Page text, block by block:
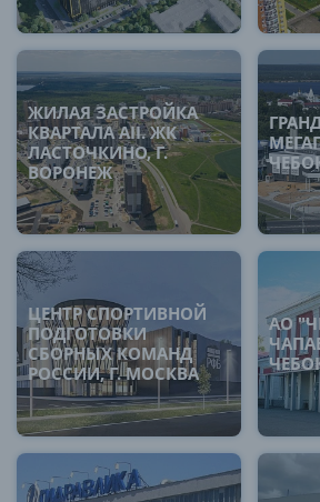
ЖИЛАЯ ЗАСТРОЙКА
КВАРТАЛА AII. ЖК
ЛАСТОЧКИНО, Г.
ВОРОНЕЖ
ЦЕНТР СПОРТИВНОЙ
ПОДГОТОВКИ
СБОРНЫХ КОМАНД
РОССИИ, Г. МОСКВА
АО